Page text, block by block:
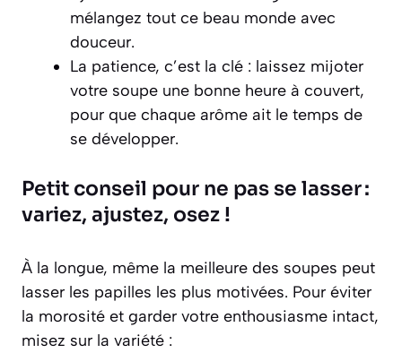
mélangez tout ce beau monde avec
douceur.
La patience, c’est la clé : laissez mijoter
votre soupe une bonne heure à couvert,
pour que chaque arôme ait le temps de
se développer.
Petit conseil pour ne pas se lasser :
variez, ajustez, osez !
À la longue, même la meilleure des soupes peut
lasser les papilles les plus motivées. Pour éviter
la morosité et garder votre enthousiasme intact,
misez sur la variété :